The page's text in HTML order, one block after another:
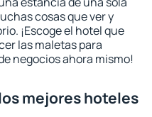
cosas que ver y
¡Escoge el hotel que
las maletas para
negocios ahora mismo!
mejores hoteles